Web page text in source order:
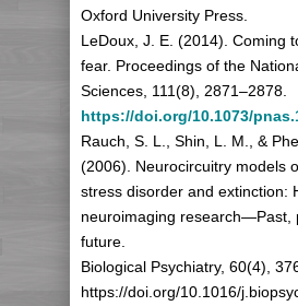
Oxford University Press.
LeDoux, J. E. (2014). Coming
fear. Proceedings of the
Sciences, 111(8), 2871–2878.
https://doi.org/10.1073/
Rauch, S. L., Shin, L. M., &
(2006). Neurocircuitry models
stress disorder and extinction:
neuroimaging research—Past,
future.
Biological Psychiatry, 60(4),
https://doi.org/10.1016/